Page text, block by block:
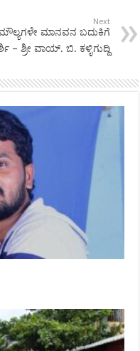
Next
ಮಾನವನ ಬದುಕಿಗೆ
– ಶ್ರೀ ವಾಯ್. ಬಿ. ಕಳ್ಳಿಗುದ್ದಿ